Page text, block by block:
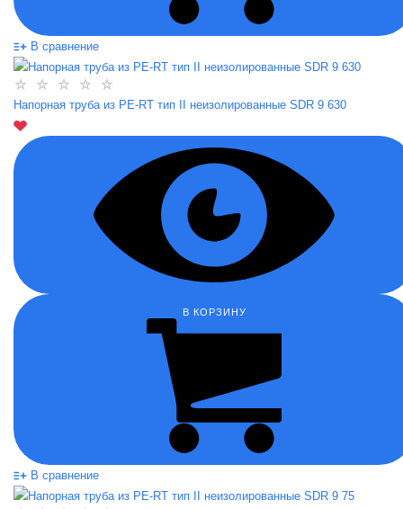
В сравнение
Напорная труба из PE-RT тип II неизолированные SDR 9 630
В КОРЗИНУ
В сравнение